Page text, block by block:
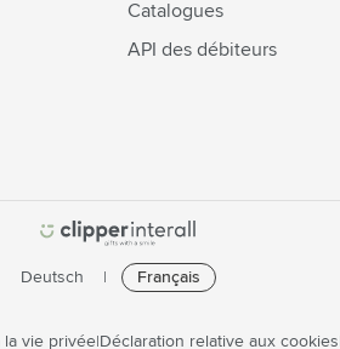
Catalogues
API des débiteurs
Deutsch Français
la vie privée Déclaration relative aux cookies